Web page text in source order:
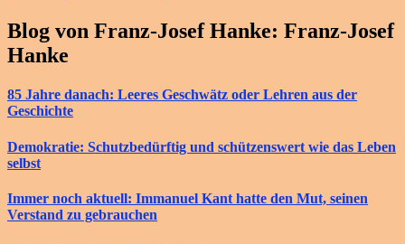
Blog von Franz-Josef Hanke: Franz-Josef
Hanke
85 Jahre danach: Leeres Geschwätz oder Lehren aus der
Geschichte
Demokratie: Schutzbedürftig und schützenswert wie das Leben
selbst
Immer noch aktuell: Immanuel Kant hatte den Mut, seinen
Verstand zu gebrauchen